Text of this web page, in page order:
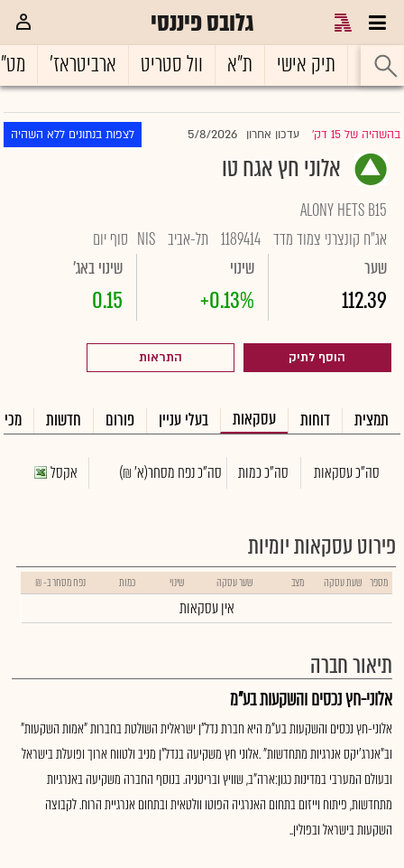
גלובס פיננסי
ראשי תיק אישי ת"א וול סטריט ארביטראז'
בהשהיה של 15 דק' |עדכון אחרון 5/8/2026 לצפות בנתונים ללא השהיה
אלוני חץ אגח טו
ALONY HETS B15
אג"ח קונצרני צמוד מדד 1189414 תל-אביב NIS סוף יום
שער
112.39
שינוי
+0.13%
שינוי באג'
0.15
הוסף לתיק התראות
תמצית דוחות עסקאות בעלי עניין פורום חדשות
סה"כ עסקאות סה"כ כמות סה"כ נפח מסחר(א' ₪) אקסל
פירוט עסקאות יומיות
מספר שעת עסקה מצב שער עסקה שינוי כמות נפח מסחר ב- ₪
אין עסקאות
תיאור חברה
אלוני-חץ נכסים והשקעות בע"מ
אלוני-חץ נכסים והשקעות בע"מ היא חברת נדל"ן ישראלית השולטת בחברות "אמות השקעות"
וב"אנרג'יקס אנרגיות מתחדשות" .אלוני חץ משקיעה בנדל"ן מניב ולטווח ארוך ופועלת בישראל
ובעולם המערבי במדינות כגון:ארה"ב, שוויץ ובריטניה. בנוסף החברה משקיעה באנרגיות
מתחדשות, פיתוח וייזום בתחום האנרגיה הפוטו וולטאית ובתחום אנרגיית הרוח. לקבוצה
השקעות בישראל ובפולין..